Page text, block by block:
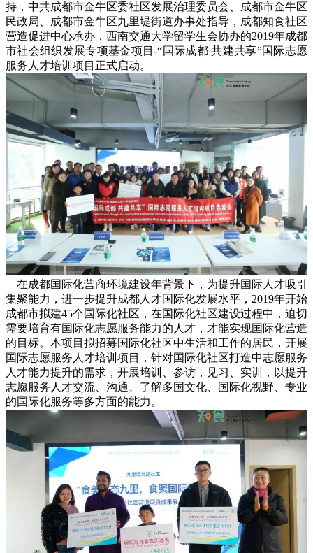
持，中共成都市金牛区委社区发展治理委员会、成都市金牛区
民政局、成都市金牛区九里堤街道办事处指导，成都知食社区
营造促进中心承办，西南交通大学留学生会协办的2019年成都
市社会组织发展专项基金项目-“国际成都 共建共享”国际志愿
服务人才培训项目正式启动。
在成都国际化营商环境建设年背景下，为提升国际人才吸引
集聚能力，进一步提升成都人才国际化发展水平，2019年开始
成都市拟建45个国际化社区，在国际化社区建设过程中，迫切
需要培育有国际化志愿服务能力的人才，才能实现国际化营造
的目标。本项目拟招募国际化社区中生活和工作的居民，开展
国际志愿服务人才培训项目，针对国际化社区打造中志愿服务
人才能力提升的需求，开展培训、参访，见习、实训，以提升
志愿服务人才交流、沟通、了解多国文化、国际化视野、专业
的国际化服务等多方面的能力。